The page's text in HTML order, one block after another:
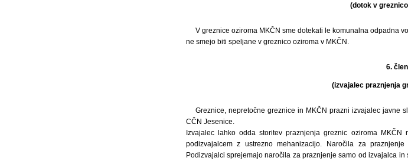
(dotok v
V greznice oziroma MKČN sme dotekati le komunalna odpadna
ne smejo biti speljane v greznico oziroma v MKČN.
6. člen
(izvajalec praznjenja
Greznice, nepretočne greznice in MKČN prazni izvajalec javne
CČN Jesenice.
Izvajalec lahko odda storitev praznjenja greznic oziroma
podizvajalcem z ustrezno mehanizacijo. Naročila za
Podizvajalci sprejemajo naročila za praznjenje samo od izvajalca